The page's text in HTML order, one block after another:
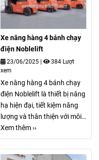
nghiệp như bảo hành, sửa
chữa, cung cấp phụ tùng
thay thế và bảo trì định kỳ.
Xe nâng hàng 4 bánh chạy
điện Noblelift
23/06/2025 |
384 Lượt
xem
Xe nâng hàng 4 bánh chạy
điện Noblelift là thiết bị nâng
hạ hiện đại, tiết kiệm năng
lượng và thân thiện với môi
trường ngày càng tăng cao.
Xe nâng hàng 4 bánh chạy
điện Noblelift là một trong
Xem thêm ››